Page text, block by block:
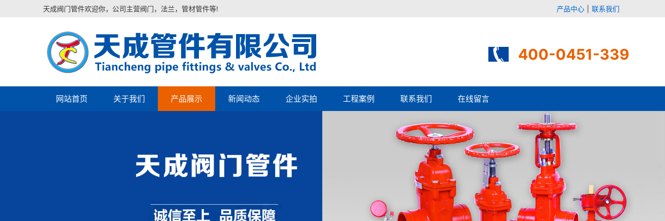
天成阀门管件欢迎你，公司主营阀门，法兰，管材管件等! 产品中心 联系我们
400-0451-339
网站首页 关于我们 产品展示 新闻动态 企业实拍 工程案例 联系我们 在线留言